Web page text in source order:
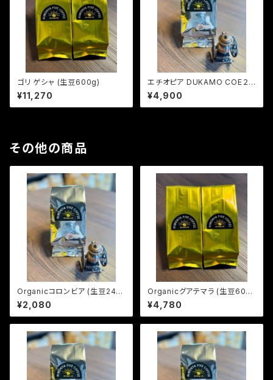
ゴリ ゲシャ (生豆600g)
¥11,270
エチオピア DUKAMO COE２
位 (生豆240g)
¥4,900
その他の商品
Organicコロンビア (生豆240
g)
¥2,080
Organicグアテマラ (生豆600
g)
¥4,780